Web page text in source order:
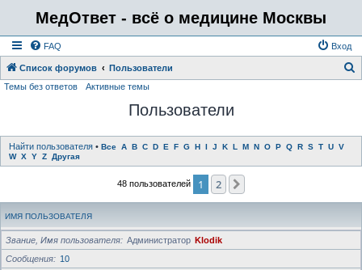
МедОтвет - всё о медицине Москвы
FAQ Вход
Список форумов Пользователи
Темы без ответов Активные темы
Пользователи
Найти пользователя • Все A B C D E F G H I J K L M N O P Q R S T U V
W X Y Z Другая
48 пользователей 1 2
ИМЯ ПОЛЬЗОВАТЕЛЯ
Звание, Имя пользователя Администратор Klodik
Сообщения
10